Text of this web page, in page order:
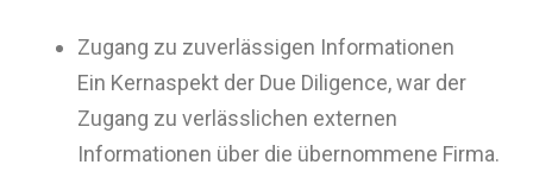
Zugang zu zuverlässigen Informationen
Ein Kernaspekt der Due Diligence, war der
Zugang zu verlässlichen externen
Informationen über die übernommene Firma.